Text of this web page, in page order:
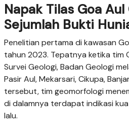
Napak Tilas Goa
Sejumlah Bukti
Penelitian pertama di kawasan
tahun 2023. Tepatnya ketika tim
Survei Geologi, Badan Geologi
Pasir Aul, Mekarsari, Cikupa,
tersebut, tim geomorfologi
di dalamnya terdapat indikasi
lalu.